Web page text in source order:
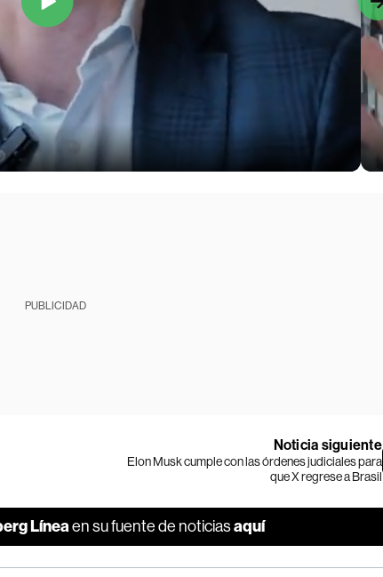
PUBLICIDAD
Noticia siguiente
Elon Musk cumple con las órdenes judiciales para
que X regrese a Brasil
Líneaen su fuente de noticiasaquí